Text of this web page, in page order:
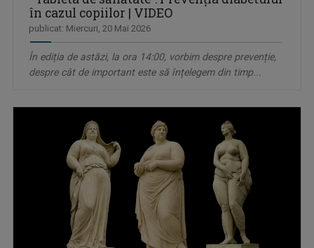
în cazul copiilor | VIDEO
publicat: Miercuri, 20 Mai 2026
În ediția de astăzi, la ora 14:00, vorbim despre prevenție,
despre cât de important este să înțelegem din timp...